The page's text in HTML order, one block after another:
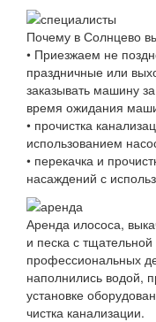
Почему в Солнцево
• Приезжаем не
праздничные или
заказывать машину
время ожидания
• прочистка
использованием
• перекачка и
насаждений с
Аренда илососа,
и песка с
профессиональных
наполнились водой,
установке
чистка канализации.